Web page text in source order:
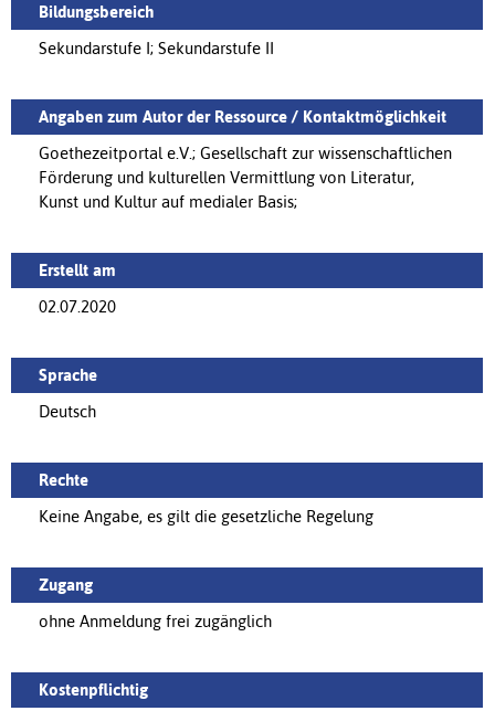
Bildungsbereich
Sekundarstufe I; Sekundarstufe II
Angaben zum Autor der Ressource / Kontaktmöglichkeit
Goethezeitportal e.V.; Gesellschaft zur wissenschaftlichen
Förderung und kulturellen Vermittlung von Literatur,
Kunst und Kultur auf medialer Basis;
Erstellt am
02.07.2020
Sprache
Deutsch
Rechte
Keine Angabe, es gilt die gesetzliche Regelung
Zugang
ohne Anmeldung frei zugänglich
Kostenpflichtig